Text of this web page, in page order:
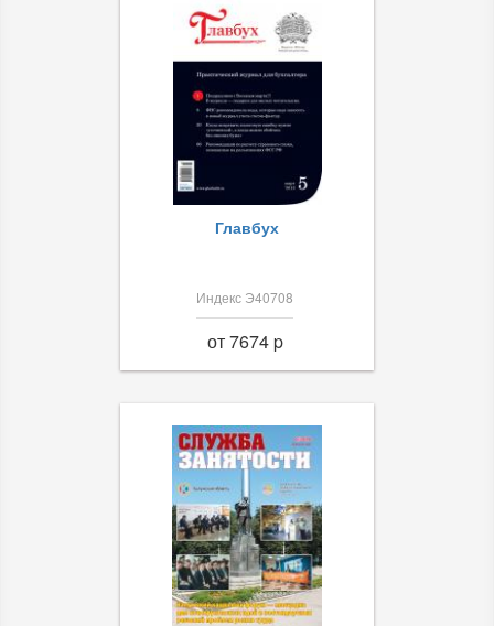
Главбух
Индекс Э40708
от 7674 p